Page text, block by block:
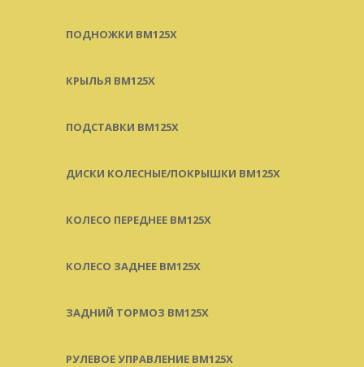
ПОДНОЖКИ BM125X
КРЫЛЬЯ BM125X
ПОДСТАВКИ BM125X
ДИСКИ КОЛЕСНЫЕ/ПОКРЫШКИ BM125X
КОЛЕСО ПЕРЕДНЕЕ BM125X
КОЛЕСО ЗАДНЕЕ BM125X
ЗАДНИЙ ТОРМОЗ BM125X
РУЛЕВОЕ УПРАВЛЕНИЕ BM125X